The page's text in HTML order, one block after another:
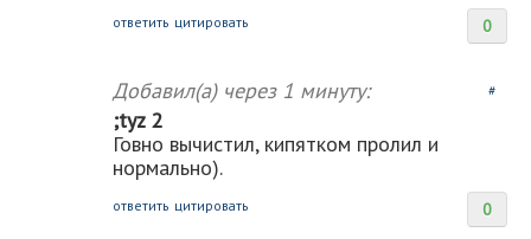
0
ответить цитировать
Добавил(а) через 1 минуту: #
;tyz 2
Говно вычистил, кипятком пролил и
нормально).
0
ответить цитировать